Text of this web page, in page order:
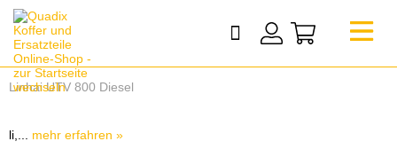
Linhai UTV 800 Diesel
li,... mehr erfahren »